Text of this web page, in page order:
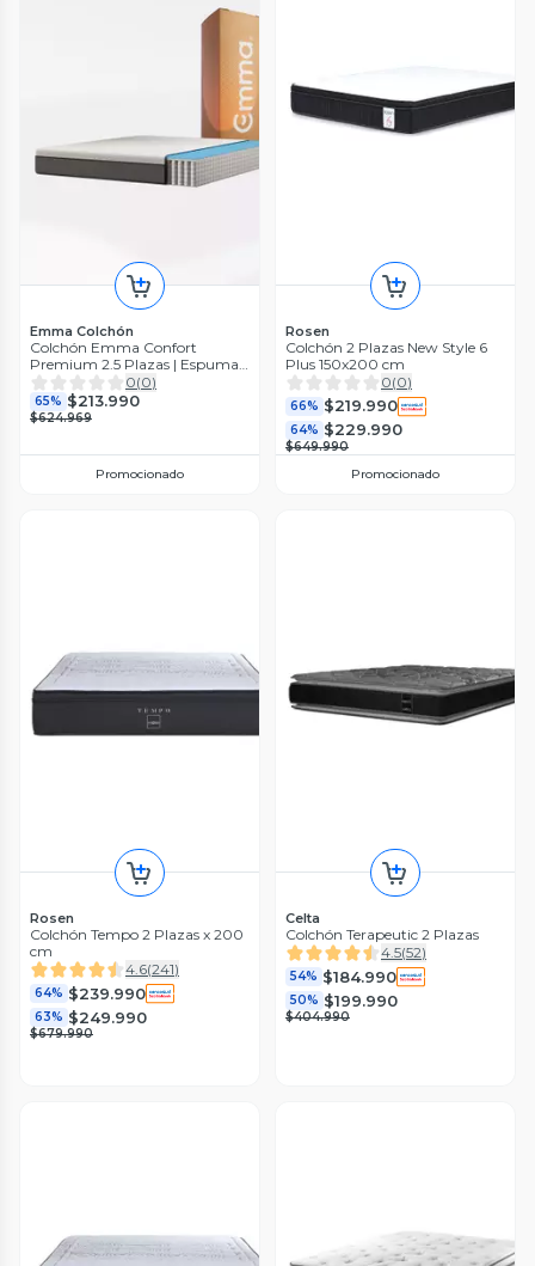
Emma Colchón
Colchón Emma Confort
Premium 2.5 Plazas | Espuma
Y Resortes
0(0)
65% $213.990
$624.969
Promocionado
Rosen
Colchón 2 Plazas New Style 6
Plus 150x200 cm
0(0)
66% $219.990
64% $229.990
$649.990
Promocionado
Rosen
Colchón Tempo 2 Plazas x 200
cm
4.6(241)
64% $239.990
63% $249.990
$679.990
Celta
Colchón Terapeutic 2 Plazas
4.5(52)
54% $184.990
50% $199.990
$404.990